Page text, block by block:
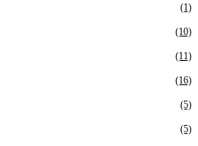
(1)
(10)
(11)
(16)
(5)
(5)